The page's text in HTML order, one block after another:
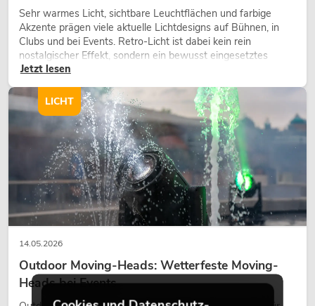
Sehr warmes Licht, sichtbare Leuchtflächen und farbige
Akzente prägen viele aktuelle Lichtdesigns auf Bühnen, in
Clubs und bei Events. Retro-Licht ist dabei kein rein
nostalgischer Effekt, sondern ein bewusst eingesetztes
Gestaltungsmittel: Es schafft Atmosphäre, gibt Szenen
Charakter und kann technische LED-Setups emotionaler
wirken lassen.
Jetzt lesen
14.05.2026
Outdoor Moving-Heads: Wetterfeste Moving-
Heads bei Events
LICHT